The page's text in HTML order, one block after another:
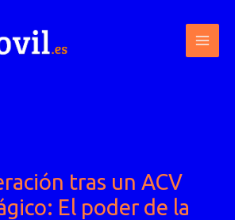
tras un ACV
El poder de la